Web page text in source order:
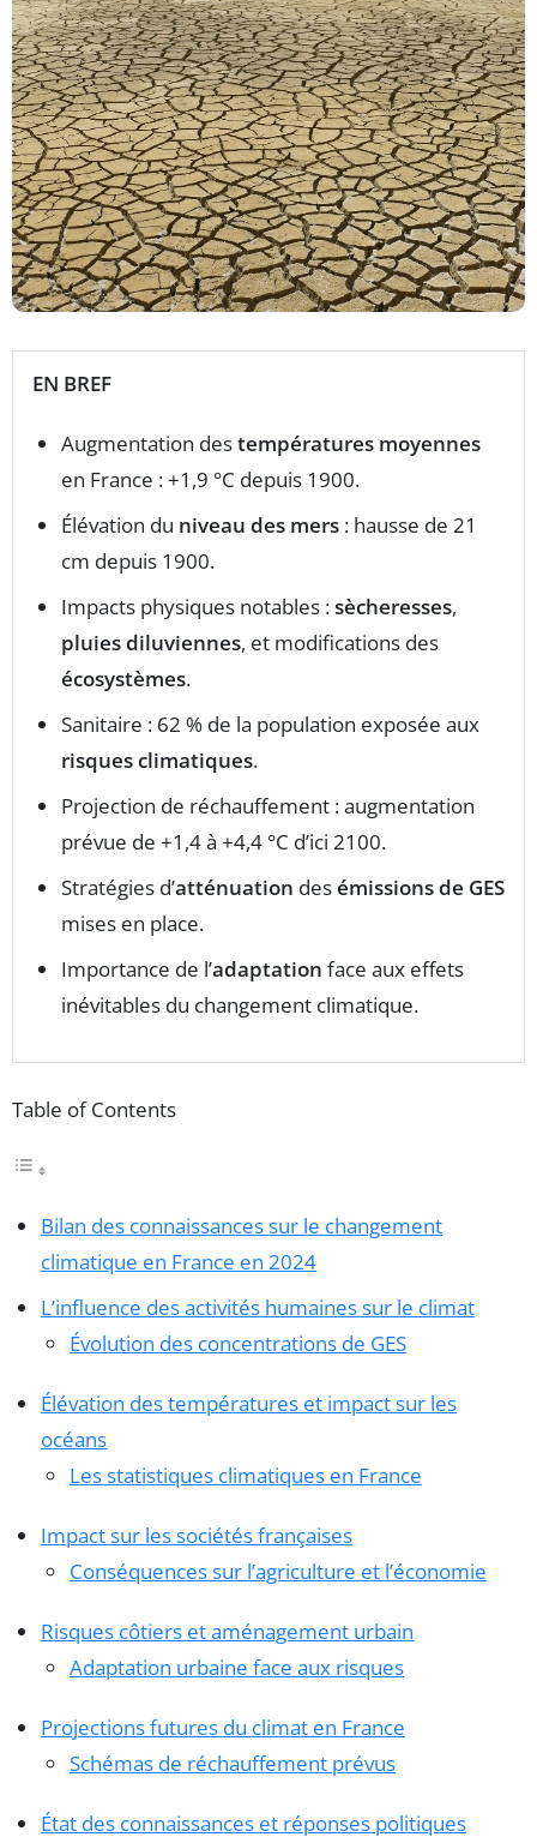
EN BREF
Augmentation destempératures moyennes
en France : +1,9 °C depuis 1900.
Élévation du niveau des mers : hausse de 21
cm depuis 1900.
Impacts physiques notables :sècheresses,
pluies diluviennes, et modifications des
écosystèmes.
Sanitaire : 62 % de la population exposée aux
risques climatiques.
Projection de réchauffement : augmentation
prévue de +1,4 à +4,4 °C d’ici 2100.
Stratégies d’atténuation desémissions de GES
mises en place.
Importance de l’adaptation face aux effets
inévitables du changement climatique.
Table of Contents
Bilan des connaissances sur le changement
climatique en France en 2024
L’influence des activités humaines sur le climat
Évolution des concentrations de GES
Élévation des températures et impact sur les
océans
Les statistiques climatiques en France
Impact sur les sociétés françaises
Conséquences sur l’agriculture et l’économie
Risques côtiers et aménagement urbain
Adaptation urbaine face aux risques
Projections futures du climat en France
Schémas de réchauffement prévus
État des connaissances et réponses politiques